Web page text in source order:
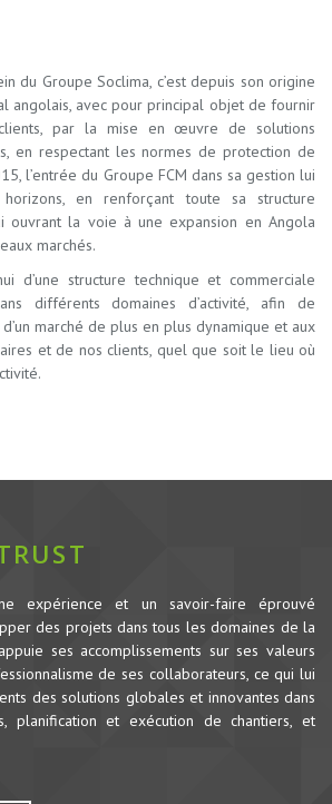
du Groupe Soclima, c’est depuis son origine
angolais, avec pour principal objet de fournir
par la mise en œuvre de solutions
en respectant les normes de protection de
l’entrée du Groupe FCM dans sa gestion lui
en renforçant toute sa structure
ouvrant la voie à une expansion en Angola
marchés.
d’une structure technique et commerciale
différents domaines d’activité, afin de
marché de plus en plus dynamique et aux
et de nos clients, quel que soit le lieu où
expérience et un savoir-faire éprouvé
des projets dans tous les domaines de la
ses accomplissements sur ses valeurs
de ses collaborateurs, ce qui lui
des solutions globales et innovantes dans
planification et exécution de chantiers, et